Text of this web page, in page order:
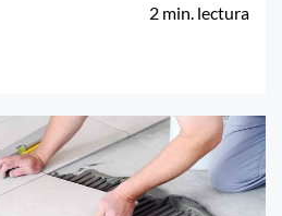
2 min. lectura